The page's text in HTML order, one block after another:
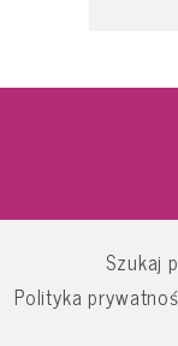
Szukaj
Polityka